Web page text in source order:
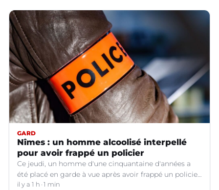
GARD
Nîmes : un homme alcoolisé interpellé
pour avoir frappé un policier
Ce jeudi, un homme d'une cinquantaine d'années a
été placé en garde à vue après avoir frappé un policier
hors service à Nîmes (Gard).
il y a 1 h 1 min